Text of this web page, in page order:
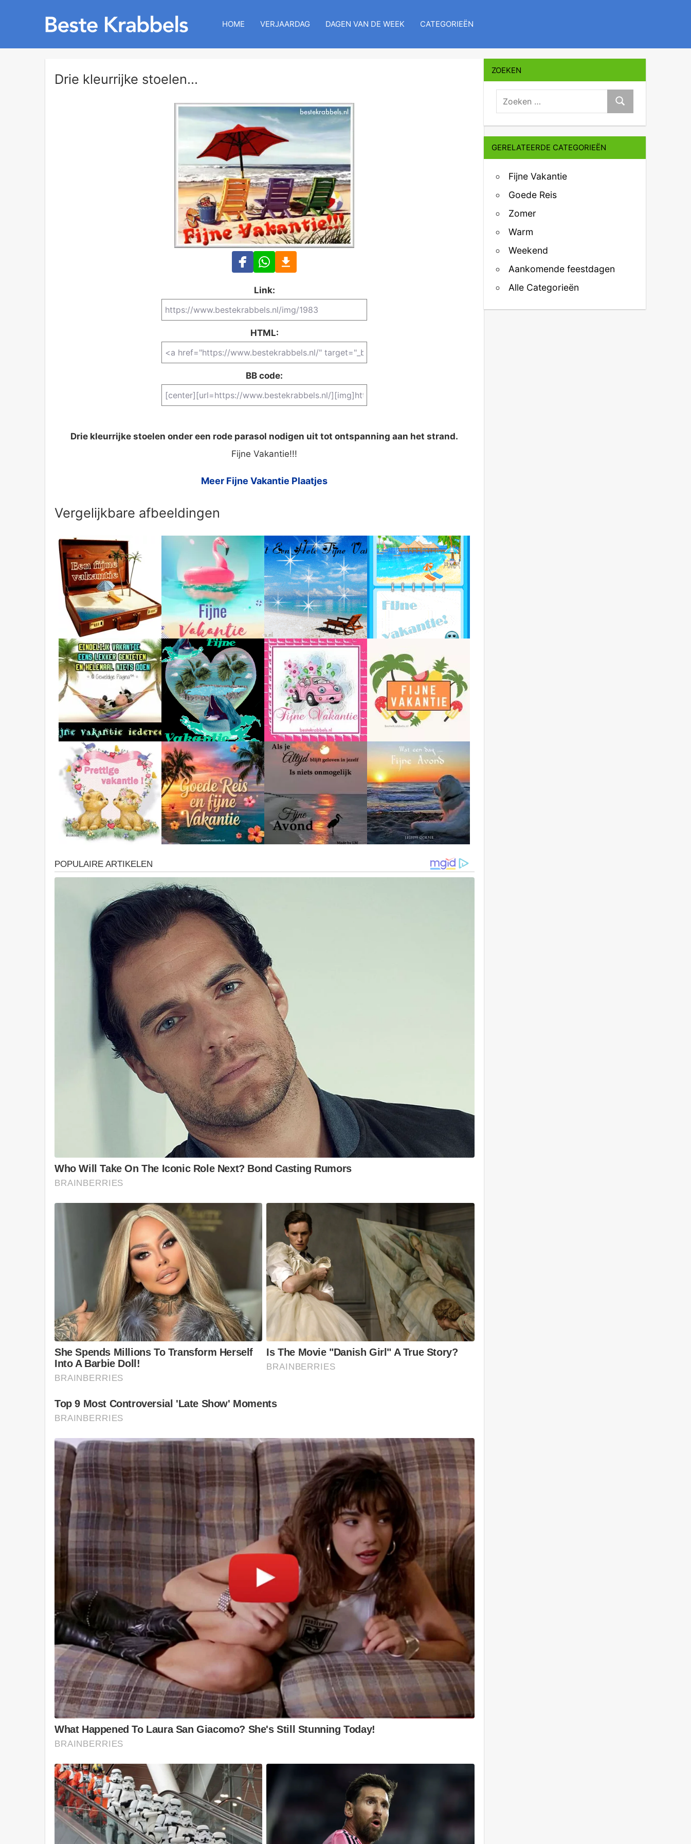
HOME VERJAARDAG DAGEN VAN DE WEEK CATEGORIEËN
Drie kleurrijke stoelen...
Link:
HTML:
BB code:
Drie kleurrijke stoelen onder een rode parasol nodigen uit tot ontspanning aan het strand.
Fijne Vakantie!!!
Meer Fijne Vakantie Plaatjes
Vergelijkbare afbeeldingen
ZOEKEN
zoeken:
Zoeken
GERELATEERDE CATEGORIEËN
Fijne Vakantie
Goede Reis
Zomer
Warm
Weekend
Aankomende feestdagen
Alle Categorieën